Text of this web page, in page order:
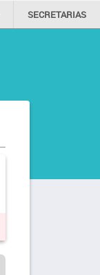
SECRETARIAS